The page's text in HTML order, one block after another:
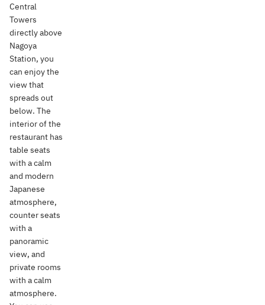
Central
Towers
directly above
Nagoya
Station, you
can enjoy the
view that
spreads out
below. The
interior of the
restaurant has
table seats
with a calm
and modern
Japanese
atmosphere,
counter seats
with a
panoramic
view, and
private rooms
with a calm
atmosphere.